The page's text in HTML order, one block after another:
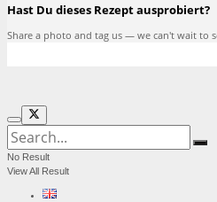
Hast Du dieses Rezept ausprobiert?
Share a photo and tag us — we can't wait to
No Result
View All Result